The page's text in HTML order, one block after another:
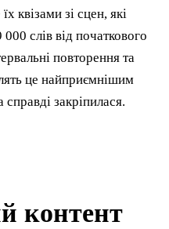
квізами зі сцен, які
слів від початкового
повторення та
це найприємнішим
закріпилася.
контент